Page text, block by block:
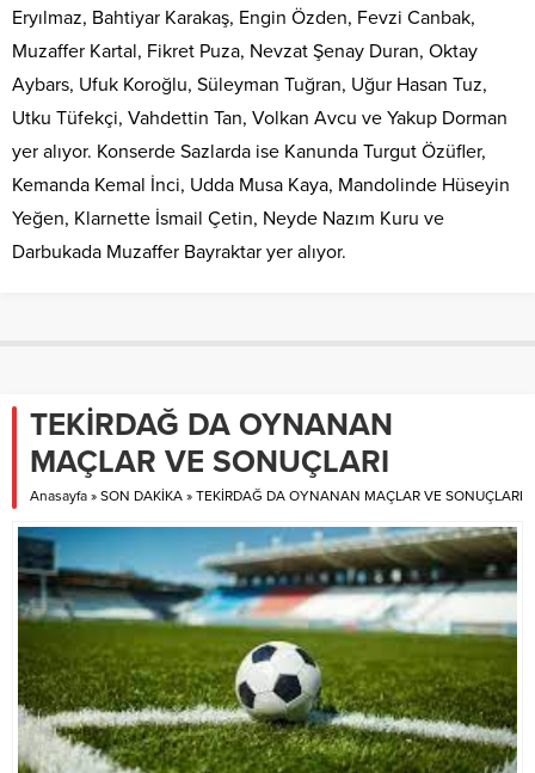
Eryılmaz, Bahtiyar Karakaş, Engin Özden, Fevzi Canbak,
Muzaffer Kartal, Fikret Puza, Nevzat Şenay Duran, Oktay
Aybars, Ufuk Koroğlu, Süleyman Tuğran, Uğur Hasan Tuz,
Utku Tüfekçi, Vahdettin Tan, Volkan Avcu ve Yakup Dorman
yer alıyor. Konserde Sazlarda ise Kanunda Turgut Özüfler,
Kemanda Kemal İnci, Udda Musa Kaya, Mandolinde Hüseyin
Yeğen, Klarnette İsmail Çetin, Neyde Nazım Kuru ve
Darbukada Muzaffer Bayraktar yer alıyor.
TEKİRDAĞ DA OYNANAN
MAÇLAR VE SONUÇLARI
Anasayfa » SON DAKİKA » TEKİRDAĞ DA OYNANAN MAÇLAR VE SONUÇLARI